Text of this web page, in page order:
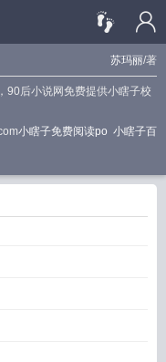
苏玛丽/著
90后小说网免费提供小瞎子校
小瞎子免费阅读po 小瞎子百